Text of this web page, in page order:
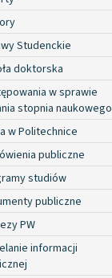
Studenckie
doktorska
w sprawie
stopnia naukowego
w Politechnice
publiczne
studiów
publiczne
PW
informacji